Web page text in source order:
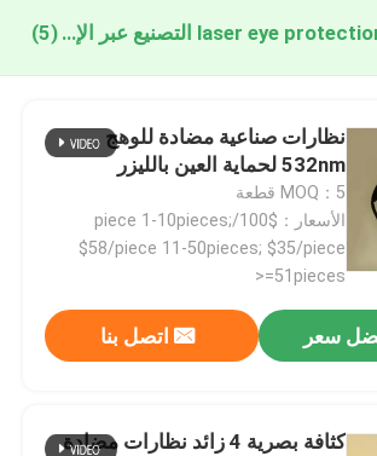
laser eye protection glasses التصنيع عبر الإنترنت (5)
نظارات صناعية مضادة للوهج
532nm لحماية العين بالليزر
MOQ：5 قطعة
الأسعار：$100/piece 1-10pieces;
$58/piece 11-50pieces; $35/piece
>=51pieces
سعر اتصل بنا
كثافة بصرية 4 زائد نظارات مضادة